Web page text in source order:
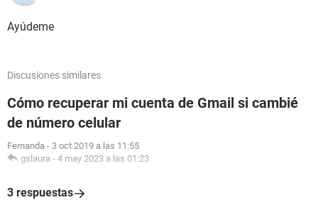
Ayúdeme
Discusiones similares
Cómo recuperar mi cuenta de Gmail si cambié
de número celular
Fernanda - 3 oct 2019 a las 11:55
gslaura - 4 may 2023 a las 01:23
3 respuestas